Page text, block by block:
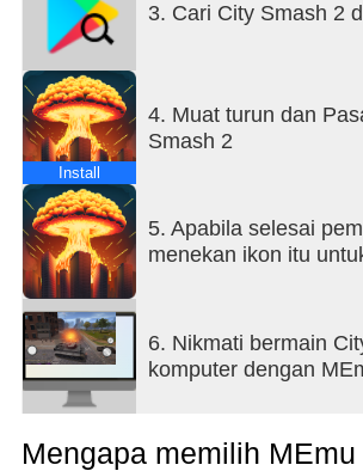
3. Cari City Smash 2
Install
4. Muat turun dan
Smash 2
5. Apabila selesai
menekan ikon itu
6. Nikmati bermain
komputer dengan
Mengapa memilih MEmu